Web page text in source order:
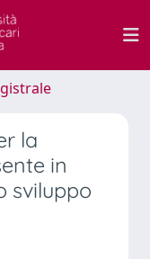
la
in
sviluppo